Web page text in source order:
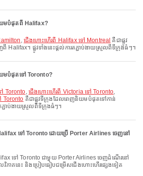
យមបំផុតពី Halifax?
, ជើងហោះហើរពី Halifax ទៅ Montreal គឺជាផ្លូវ
។ ផ្លូវទាំងនេះផ្តល់ការតភ្ជាប់ងាយស្រួលពីទីក្រុងធំៗ។
យមបំផុតទៅ Toronto?
Toronto, ជើងហោះហើរពី Victoria ទៅ Toronto,
Toronto គឺជាផ្លូវទីក្រុងដែលពេញនិយមបំផុតទៅកាន់
តភ្ជាប់ងាយស្រួលពីទីក្រុងធំៗ។
ទៅ Toronto ដោយប្រើ Porter Airlines ចេញនៅ
ភាគនេះ និងប្រៀបធៀបជម្រើសជើងហោះហើរផ្សេងទៀត